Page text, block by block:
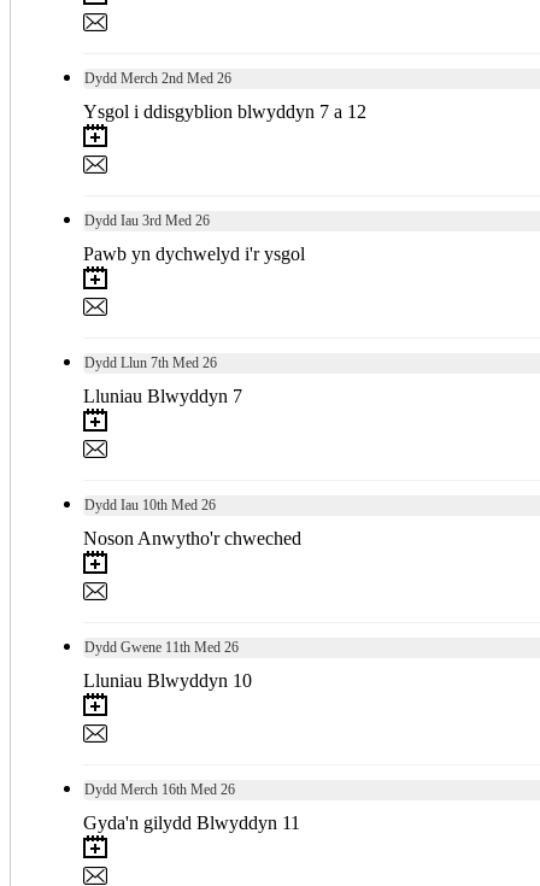
Dydd Merch 2nd Med 26
Ysgol i ddisgyblion blwyddyn 7 a 12
Dydd Iau 3rd Med 26
Pawb yn dychwelyd i'r ysgol
Dydd Llun 7th Med 26
Lluniau Blwyddyn 7
Dydd Iau 10th Med 26
Noson Anwytho'r chweched
Dydd Gwene 11th Med 26
Lluniau Blwyddyn 10
Dydd Merch 16th Med 26
Gyda'n gilydd Blwyddyn 11